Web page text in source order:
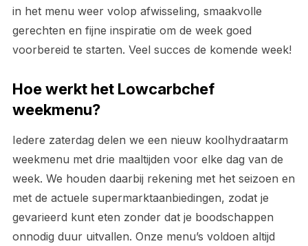
in het menu weer volop afwisseling, smaakvolle
gerechten en fijne inspiratie om de week goed
voorbereid te starten. Veel succes de komende week!
Hoe werkt het Lowcarbchef
weekmenu?
Iedere zaterdag delen we een nieuw koolhydraatarm
weekmenu met drie maaltijden voor elke dag van de
week. We houden daarbij rekening met het seizoen en
met de actuele supermarktaanbiedingen, zodat je
gevarieerd kunt eten zonder dat je boodschappen
onnodig duur uitvallen. Onze menu’s voldoen altijd